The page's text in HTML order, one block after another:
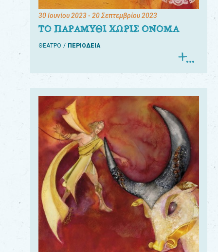
30 Ιουνίου 2023- 20 Σεπτεμβρίου 2023
ΤΟ ΠΑΡΑΜΥΘΙ ΧΩΡΙΣ ΟΝΟΜΑ
ΘΕΑΤΡΟ ΠΕΡΙΟΔΕΙΑ